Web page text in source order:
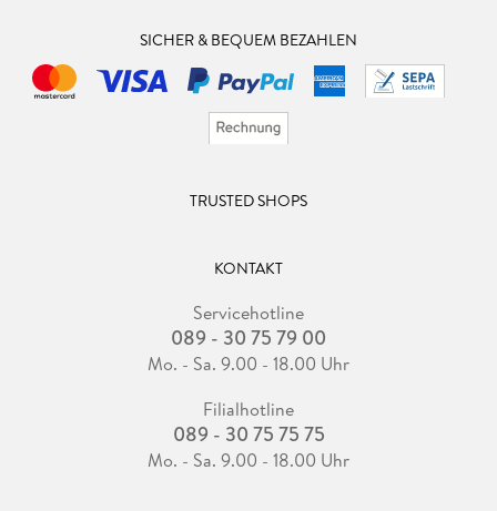
SICHER & BEQUEM BEZAHLEN
TRUSTED SHOPS
KONTAKT
Servicehotline
089 - 30 75 79 00
Mo. - Sa. 9.00 - 18.00 Uhr
Filialhotline
089 - 30 75 75 75
Mo. - Sa. 9.00 - 18.00 Uhr